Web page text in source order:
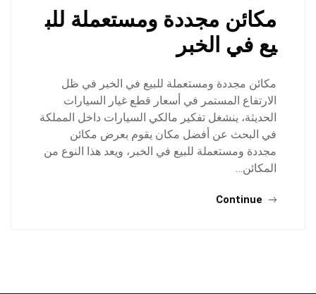
مكائن مجددة ومستعملة للب
يع في الخبر
مكائن مجددة ومستعملة للبيع في الخبر في ظل
الارتفاع المستمر في أسعار قطع غيار السيارات
الحديثة، ينشغل تفكير مالكي السيارات داخل المملكة
في البحث عن أفضل مكان يقوم بعرض مكائن
مجددة ومستعملة للبيع في الخبر، ويعد هذا النوع من
المكائن…
Continue